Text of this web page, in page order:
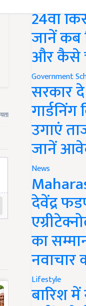
24वीं
जानें कब
और कैसे
Government
सरकार दे
उगाएं
जानें
News
देवेंद्र
का
नवाचार
Lifestyle
बारिश